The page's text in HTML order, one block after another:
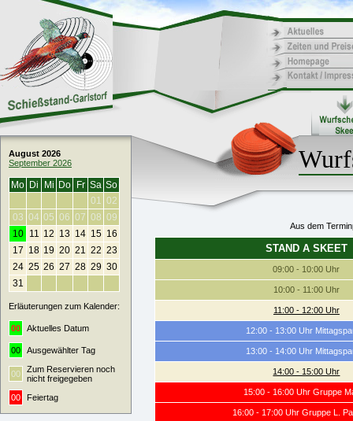
August 2026
September 2026
Mo Di Mi Do Fr Sa So
01 02
03 04 05 06 07 08 09
10
11 12 13 14 15 16
17 18 19 20 21 22 23
24 25 26 27 28 29 30
31
Erläuterungen zum Kalender:
00 Aktuelles Datum
00 Ausgewählter Tag
00
Zum Reservieren noch
nicht freigegeben
00
Feiertag
Aus dem
STAND A SKEET
09:00 - 10:00 Uhr
10:00 - 11:00 Uhr
11:00 - 12:00 Uhr
12:00 - 13:00 Uhr
13:00 - 14:00 Uhr
14:00 - 15:00 Uhr
15:00 - 16:00 Uhr Gruppe
16:00 - 17:00 Uhr Gruppe L.